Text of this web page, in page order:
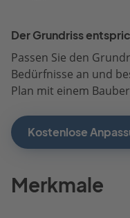
Der Grundriss
Passen Sie den
Bedürfnisse an und
Plan mit einem
Kostenlose
Merkmale